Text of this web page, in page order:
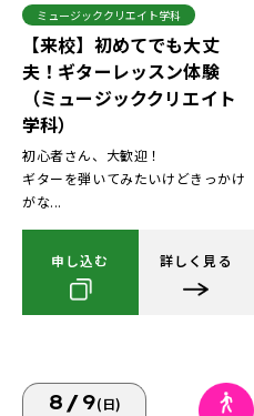
ミュージッククリエイト学科
【来校】初めてでも大丈
夫！ギターレッスン体験
（ミュージッククリエイト
学科）
初心者さん、大歓迎！
ギターを弾いてみたいけどきっかけ
がな...
申し込む 詳しく見る
8/9(日)